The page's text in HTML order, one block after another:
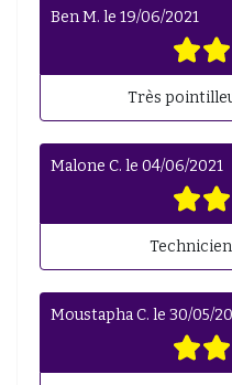
Ben M. le 19/06/2021
Très
Malone C. le 04/06/2021
Moustapha C. le 30/05/